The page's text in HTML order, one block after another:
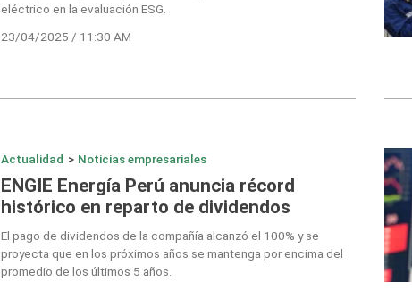
eléctrico en la evaluación ESG.
23/04/2025 / 11:30 AM
Actualidad > Noticias empresariales
ENGIE Energía Perú anuncia récord
histórico en reparto de dividendos
El pago de dividendos de la compañía alcanzó el 100% y se
proyecta que en los próximos años se mantenga por encima del
promedio de los últimos 5 años.